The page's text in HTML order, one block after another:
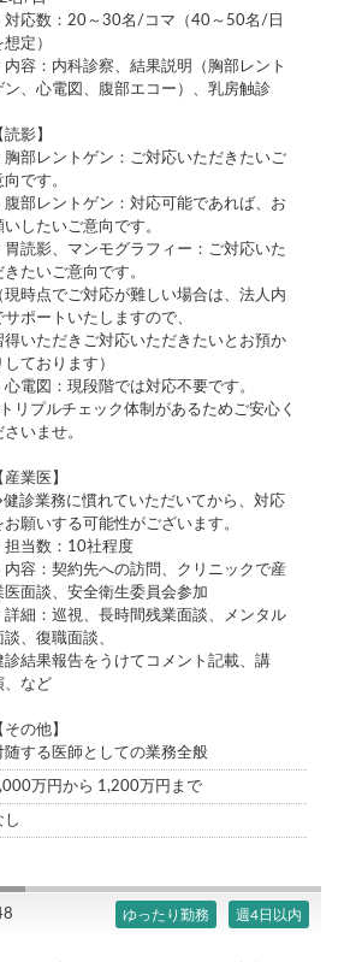
対応数：20～30名/コマ（40～50名/日
想定）
内容：内科診察、結果説明（胸部レント
ン、心電図、腹部エコー）、乳房触診
読影】
胸部レントゲン：ご対応いただきたいご
向です。
腹部レントゲン：対応可能であれば、お
いしたいご意向です。
胃読影、マンモグラフィー：ご対応いた
きたいご意向です。
現時点でご対応が難しい場合は、法人内
サポートいたしますので、
得いただきご対応いただきたいとお預か
しております）
心電図：現段階では対応不要です。
リプルチェック体制があるためご安心く
さいませ。
産業医】
診業務に慣れていただいてから、対応
お願いする可能性がございます。
担当数：10社程度
内容：契約先への訪問、クリニックで産
医面談、安全衛生委員会参加
詳細：巡視、長時間残業面談、メンタル
談、復職面談、
診結果報告をうけてコメント記載、講
、など
その他】
随する医師としての業務全般
万円から 1,200万円まで
し
ゆったり勤務 週4日以内